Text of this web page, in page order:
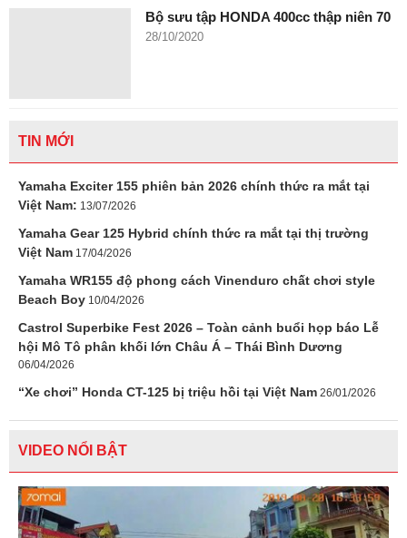
Bộ sưu tập HONDA 400cc thập niên 70
28/10/2020
TIN MỚI
Yamaha Exciter 155 phiên bản 2026 chính thức ra mắt tại
Việt Nam: 13/07/2026
Yamaha Gear 125 Hybrid chính thức ra mắt tại thị trường
Việt Nam 17/04/2026
Yamaha WR155 độ phong cách Vinenduro chất chơi style
Beach Boy 10/04/2026
Castrol Superbike Fest 2026 – Toàn cảnh buổi họp báo Lễ
hội Mô Tô phân khối lớn Châu Á – Thái Bình Dương
06/04/2026
“Xe chơi” Honda CT-125 bị triệu hồi tại Việt Nam 26/01/2026
VIDEO NỔI BẬT